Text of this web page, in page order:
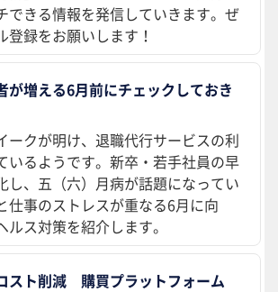
できる情報を発信していきます。ぜ
登録をお願いします！
が増える6月前にチェックしておき
ークが明け、退職代行サービスの利
いるようです。新卒・若手社員の早
し、五（六）月病が話題になってい
仕事のストレスが重なる6月に向
ルス対策を紹介します。
スト削減 購買プラットフォーム